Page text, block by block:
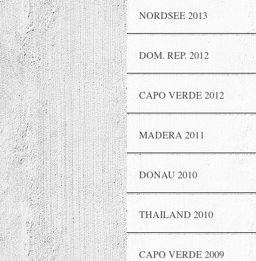
NORDSEE 2013
DOM. REP. 2012
CAPO VERDE 2012
MADERA 2011
DONAU 2010
THAILAND 2010
CAPO VERDE 2009